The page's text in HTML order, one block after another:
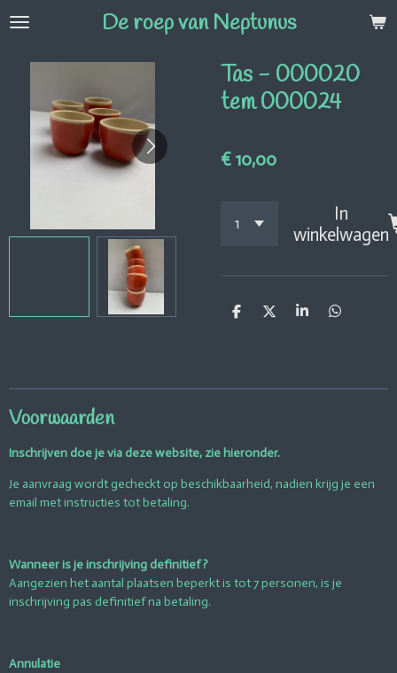
Ga
naar
hoofdinhoud
De roep van Neptunus
Tas - 000020
tem 000024
€ 10,00
In
winkelwagen
D
D
S
D
Voorwaarden
Inschrijven doe je via deze website, zie hieronder.
Je aanvraag wordt gecheckt op beschikbaarheid, nadien krijg je een
email met instructies tot betaling.
Wanneer is je inschrijving definitief ?
Aangezien het aantal plaatsen beperkt is tot 7 personen, is je
inschrijving pas definitief na betaling.
Annulatie